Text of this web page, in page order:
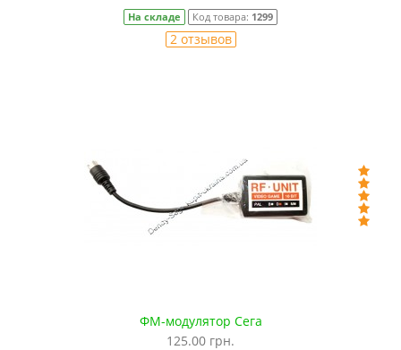
На складе Код товара: 1299
2 отзывов
ФМ-модулятор Сега
125.00 грн.